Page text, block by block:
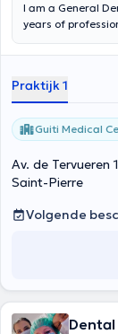
I am a General
years of
Praktijk 1
Guiti Medical
Av. de
Saint-Pierre
Volgende
Dental